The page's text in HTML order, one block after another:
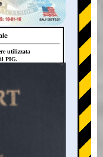
utilizzata
il PIG.